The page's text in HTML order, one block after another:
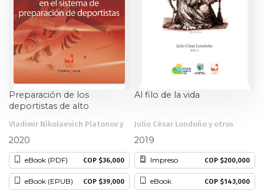
Preparación de los
deportistas de alto
metodología
Vladimir Nikolaevich Platonov y
2020
eBook (PDF) COP $36,000
eBook (EPUB) COP $39,000
Al filo de la vida
Julio César Londoño y otros
2019
Impreso COP $200,000
eBook COP $143,000